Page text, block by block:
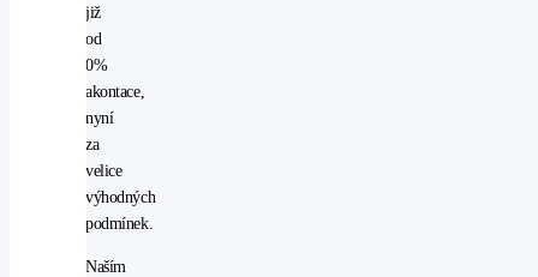
již
od
0%
akontace,
nyní
za
velice
výhodných
podmínek.
Naším